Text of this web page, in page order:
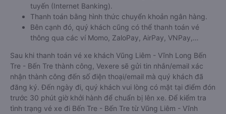
tuyến (Internet Banking).
Thanh toán bằng hình thức chuyển khoản ngân hàng.
Bên cạnh đó, quý khách cũng có thể thanh toán vé
thông qua các ví Momo, ZaloPay, AirPay, VNPay,…
Sau khi thanh toán vé xe khách Vũng Liêm - Vĩnh Long Bến
Tre - Bến Tre thành công, Vexere sẽ gửi tin nhắn/email xác
nhận thành công đến số điện thoại/email mà quý khách đã
đăng ký. Đến ngày đi, quý khách vui lòng có mặt tại điểm đón
trước 30 phút giờ khởi hành để chuẩn bị lên xe. Để kiểm tra
tình trạng vé xe đi Bến Tre - Bến Tre từ Vũng Liêm - Vĩnh